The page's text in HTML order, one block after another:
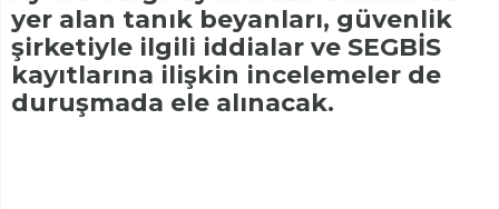
yer alan tanık beyanları, güvenlik
şirketiyle ilgili iddialar ve SEGBİS
kayıtlarına ilişkin incelemeler de
duruşmada ele alınacak.